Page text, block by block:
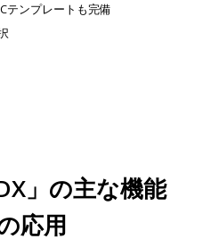
テンプレートも完備
」の主な機能
応用